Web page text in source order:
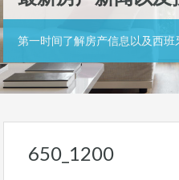
第一时间了解房产信息以及西班
650_1200